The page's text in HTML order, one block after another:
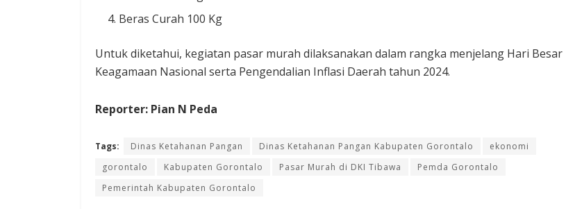
Beras Curah 100 Kg
Untuk diketahui, kegiatan pasar murah dilaksanakan dalam rangka menjelang Hari Besar
Keagamaan Nasional serta Pengendalian Inflasi Daerah tahun 2024.
Reporter: Pian N Peda
Tags: Dinas Ketahanan Pangan Dinas Ketahanan Pangan Kabupaten Gorontalo
ekonomi
gorontalo
Kabupaten Gorontalo Pasar Murah di DKI Tibawa
Pemda Gorontalo
Pemerintah Kabupaten Gorontalo